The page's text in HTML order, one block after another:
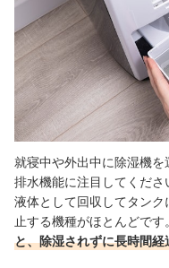
就寝中や外出中に除湿機
排水機能に注目してくだ
液体として回収してタン
止する機種がほとんどです。
と、除湿されずに長時間経